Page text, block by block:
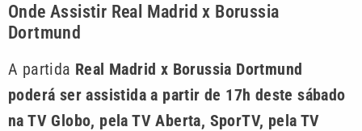
Onde Assistir Real Madrid x Borussia
Dortmund
A partida Real Madrid x Borussia Dortmund
poderá ser assistida a partir de 17h deste sábado
na TV Globo, pela TV Aberta, SporTV, pela TV